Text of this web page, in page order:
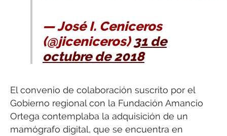
— José I. Ceniceros
(@jiceniceros) 31 de
octubre de 2018
El convenio de colaboración suscrito por el
Gobierno regional con la Fundación Amancio
Ortega contemplaba la adquisición de un
mamógrafo digital, que se encuentra en